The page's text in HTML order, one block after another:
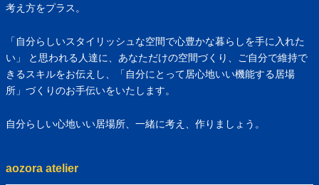
考え方をプラス。
「自分らしいスタイリッシュな空間で心豊かな暮らしを手に入れた
い」 と思われる人達に、あなただけの空間づくり、ご自分で維持で
きるスキルをお伝えし、「自分にとって居心地いい機能する居場
所」づくりのお手伝いをいたします。
自分らしい心地いい居場所、一緒に考え、作りましょう。
aozora atelier